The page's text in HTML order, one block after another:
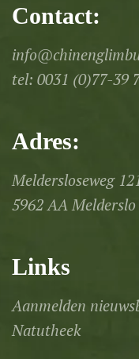
Contact:
tel: 0031 (0)77-39
Adres:
Meldersloseweg
5962 AA Melderslo
Links
Aanmelden
Natutheek